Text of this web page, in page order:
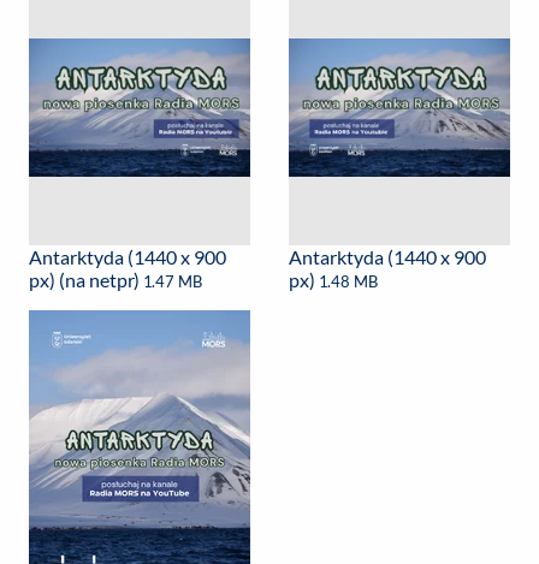
Antarktyda (1440 x 900
px) (na netpr) 1.47 MB
Antarktyda (1440 x 900
px) 1.48 MB